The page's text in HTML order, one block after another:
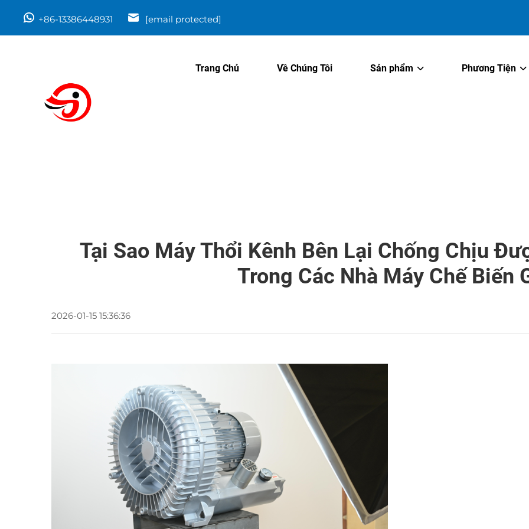
+86-13386448931 [email protected]
Trang Chủ Về Chúng Tôi Sản phẩm Phương Tiện
Tại Sao Máy Thổi Kênh Bên Lại Chống Chịu
Trong Các Nhà Máy Chế Biến
2026-01-15 15:36:36